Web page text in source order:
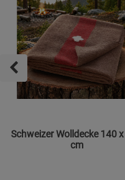
Schweizer Wolldecke 140
cm